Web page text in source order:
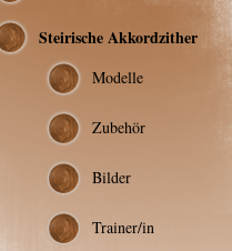
Steirische Akkordzither
Modelle
Zubehör
Bilder
Trainer/in